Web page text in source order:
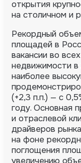
открытия
на столичном и
Рекордный
площадей в
вакансии во
недвижимости
наиболее
(+2,3 п.п.) — с
году. Основная
и отраслевой
драйверов
на фоне
поглощения
увеличению